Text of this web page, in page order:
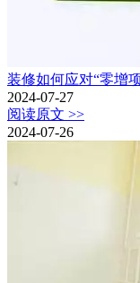
装修如何应对“零增
2024-07-27
阅读原文 >>
2024-07-26